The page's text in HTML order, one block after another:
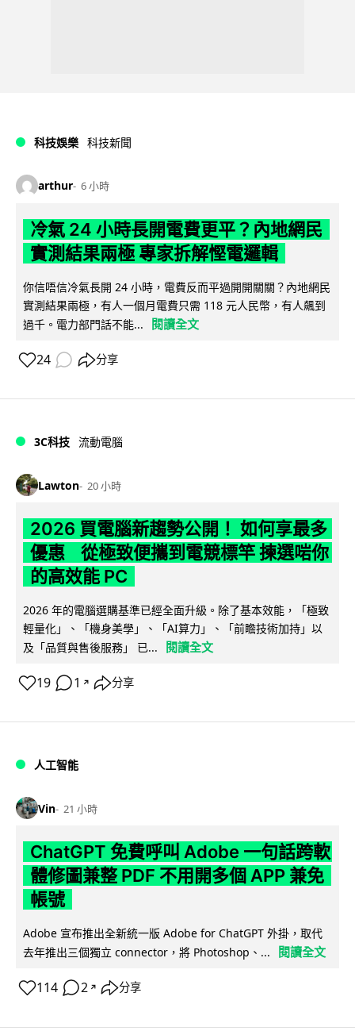
科技娛樂 科技新聞
arthur 6 小時
冷氣 24 小時長開電費更平？內地網民
實測結果兩極 專家拆解慳電邏輯
你信唔信冷氣長開 24 小時，電費反而平過開開關關？內地網民
實測結果兩極，有人一個月電費只需 118 元人民幣，有人飆到
過千。電力部門話不能...
閱讀全文
24 分享
3C科技 流動電腦
Lawton 20 小時
2026 買電腦新趨勢公開！ 如何享最多
優惠 從極致便攜到電競標竿 揀選啱你
的高效能 PC
2026 年的電腦選購基準已經全面升級。除了基本效能，「極致
輕量化」、「機身美學」、「AI算力」、「前瞻技術加持」以
及「品質與售後服務」 已...
閱讀全文
19 1 ↗ 分享
人工智能
Vin 21 小時
ChatGPT 免費呼叫 Adobe 一句話跨軟
體修圖兼整 PDF 不用開多個 APP 兼免
帳號
Adobe 宣布推出全新統一版 Adobe for ChatGPT 外掛，取代
去年推出三個獨立 connector，將 Photoshop、...
閱讀全文
114 2 ↗ 分享